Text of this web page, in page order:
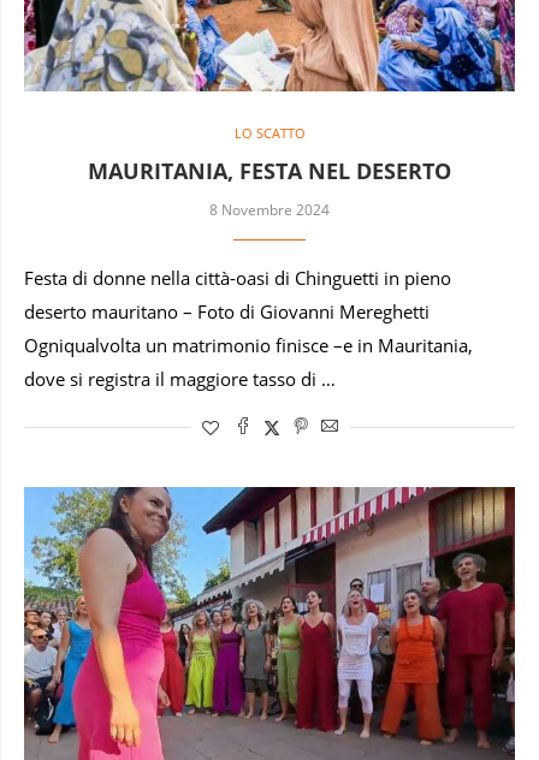
LO SCATTO
MAURITANIA, FESTA NEL DESERTO
8 Novembre 2024
Festa di donne nella città-oasi di Chinguetti in pieno
deserto mauritano – Foto di Giovanni Mereghetti
Ogniqualvolta un matrimonio finisce –e in Mauritania,
dove si registra il maggiore tasso di …